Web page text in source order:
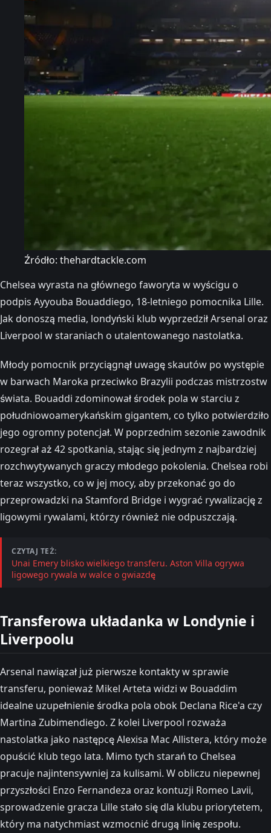
Źródło: thehardtackle.com
Chelsea wyrasta na głównego faworyta w wyścigu o
podpis Ayyouba Bouaddiego, 18-letniego pomocnika Lille.
Jak donoszą media, londyński klub wyprzedził Arsenal oraz
Liverpool w staraniach o utalentowanego nastolatka.
Młody pomocnik przyciągnął uwagę skautów po występie
w barwach Maroka przeciwko Brazylii podczas mistrzostw
świata. Bouaddi zdominował środek pola w starciu z
południowoamerykańskim gigantem, co tylko potwierdziło
jego ogromny potencjał. W poprzednim sezonie zawodnik
rozegrał aż 42 spotkania, stając się jednym z najbardziej
rozchwytywanych graczy młodego pokolenia. Chelsea robi
teraz wszystko, co w jej mocy, aby przekonać go do
przeprowadzki na Stamford Bridge i wygrać rywalizację z
ligowymi rywalami, którzy również nie odpuszczają.
CZYTAJ TEŻ:
Unai Emery blisko wielkiego transferu. Aston Villa ogrywa
ligowego rywala w walce o gwiazdę
Transferowa układanka w Londynie i
Liverpoolu
Arsenal nawiązał już pierwsze kontakty w sprawie
transferu, ponieważ Mikel Arteta widzi w Bouaddim
idealne uzupełnienie środka pola obok Declana Rice'a czy
Martina Zubimendiego. Z kolei Liverpool rozważa
nastolatka jako następcę Alexisa Mac Allistera, który może
opuścić klub tego lata. Mimo tych starań to Chelsea
pracuje najintensywniej za kulisami. W obliczu niepewnej
przyszłości Enzo Fernandeza oraz kontuzji Romeo Lavii,
sprowadzenie gracza Lille stało się dla klubu priorytetem,
który ma natychmiast wzmocnić drugą linię zespołu.